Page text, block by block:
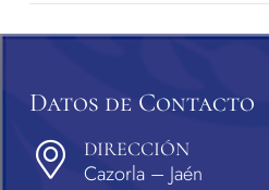
Datos de Contacto
DIRECCIÓN
Cazorla – Jaén